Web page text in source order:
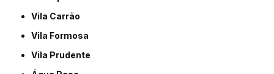
Vila Carrão
Vila Formosa
Vila Prudente